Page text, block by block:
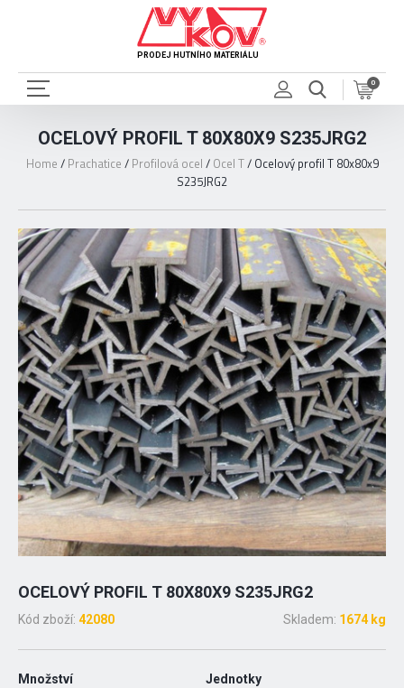
PRODEJ HUTNÍHO MATERIÁLU
0
OCELOVÝ PROFIL T 80X80X9 S235JRG2
Home / Prachatice / Profilová ocel / Ocel T/ Ocelový profil T 80x80x9
S235JRG2
OCELOVÝ PROFIL T 80X80X9 S235JRG2
Kód zboží: 42080 Skladem: 1674 kg
Množství Jednotky